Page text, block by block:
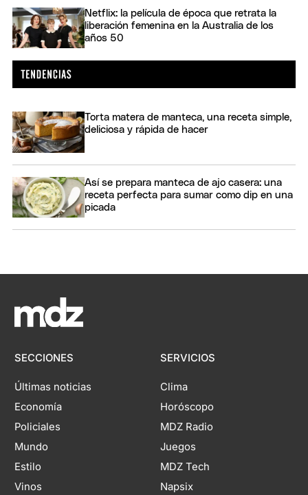
Netflix: la película de época que retrata la
liberación femenina en la Australia de los
años 50
Torta matera de manteca, una receta simple,
deliciosa y rápida de hacer
Así se prepara manteca de ajo casera: una
receta perfecta para sumar como dip en una
picada
SECCIONES
Últimas noticias
Economía
Policiales
Mundo
Estilo
Vinos
SERVICIOS
Clima
Horóscopo
MDZ Radio
Juegos
MDZ Tech
Napsix